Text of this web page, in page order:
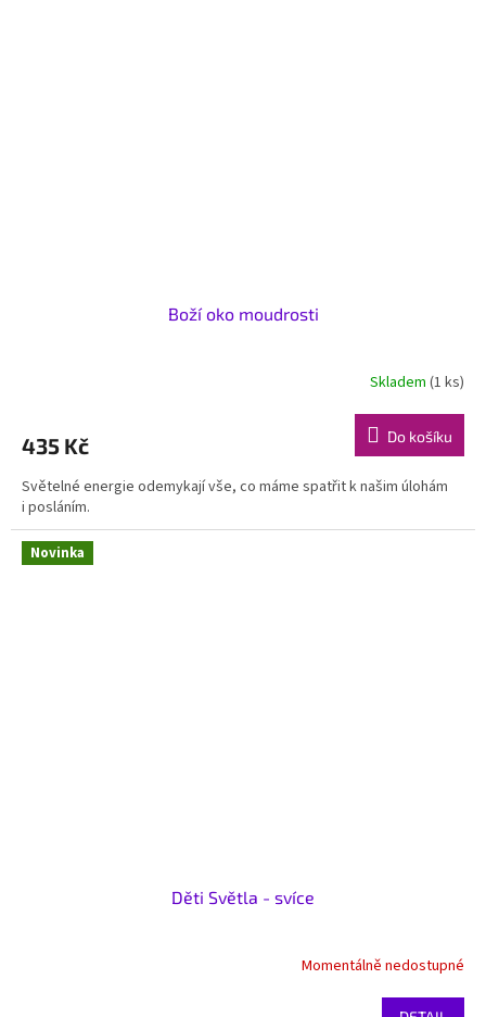
Boží oko moudrosti
Skladem (1 ks)
435 Kč Do košíku
Světelné energie odemykají vše, co máme spatřit k našim úlohám
i posláním.
Novinka
Děti Světla - svíce
Momentálně nedostupné